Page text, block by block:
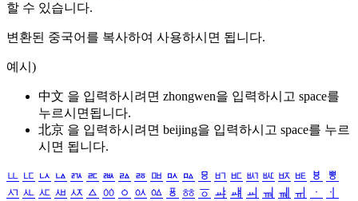
할 수 있습니다.
변환된 중국어를 복사하여 사용하시면 됩니다.
예시)
中文 을 입력하시려면 zhongwen을 입력하시고 space를
누르시면됩니다.
北京 을 입력하시려면 beijing을 입력하시고 space를 누르
시면 됩니다.
ㅥ ㅦ ㅧ ㅨ ㅩ ㅪ ㅫ ㅬ ㅭ ㅮ ㅯ ㅰ ㅱ ㅲ ㅳ ㅴ ㅵ ㅶ ㅷ ㅸ
ㅹ
ㅺ ㅻ ㅼ ㅽ ㅾ ㅿ ㆀ ㆁ ㆂ ㆃ ㆄ ㆅ ㆆ ㆇ ㆈ ㆉ ㆊ ㆋ ㆌ ㆍ
ㆎ